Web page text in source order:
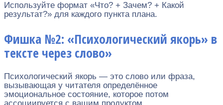
Используйте формат «Что? + Зачем? + Какой
результат?» для каждого пункта плана.
Фишка №2: «Психологический якорь» в
тексте через слово»
Психологический якорь — это слово или фраза,
вызывающая у читателя определённое
эмоциональное состояние, которое потом